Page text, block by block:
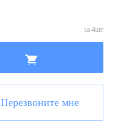
за 4шт
Перезвоните мне